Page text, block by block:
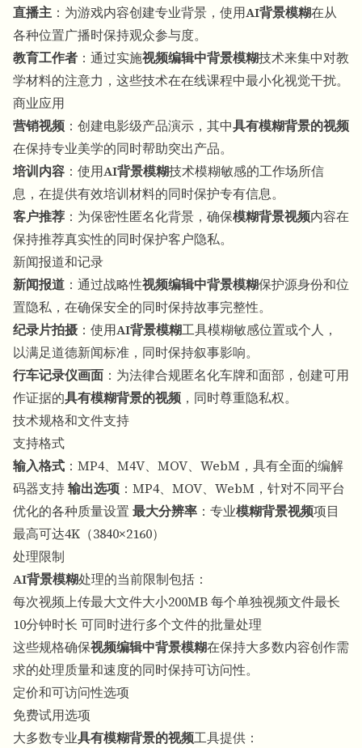
直播主 ：为游戏内容创建专业背景，使用AI背景模糊在从
各种位置广播时保持观众参与度。
教育工作者 ：通过实施视频编辑中背景模糊技术来集中对教
学材料的注意力，这些技术在在线课程中最小化视觉干扰。
商业应用
营销视频 ：创建电影级产品演示，其中具有模糊背景的视频
在保持专业美学的同时帮助突出产品。
培训内容 ：使用AI背景模糊技术模糊敏感的工作场所信
息，在提供有效培训材料的同时保护专有信息。
客户推荐 ：为保密性匿名化背景，确保模糊背景视频内容在
保持推荐真实性的同时保护客户隐私。
新闻报道和记录
新闻报道 ：通过战略性视频编辑中背景模糊保护源身份和位
置隐私，在确保安全的同时保持故事完整性。
纪录片拍摄 ：使用AI背景模糊工具模糊敏感位置或个人，
以满足道德新闻标准，同时保持叙事影响。
行车记录仪画面 ：为法律合规匿名化车牌和面部，创建可用
作证据的具有模糊背景的视频 ，同时尊重隐私权。
技术规格和文件支持
支持格式
输入格式 ：MP4、M4V、MOV、WebM，具有全面的编解
码器支持输出选项 ：MP4、MOV、WebM，针对不同平台
优化的各种质量设置 最大分辨率 ：专业模糊背景视频项目
最高可达4K（3840×2160）
处理限制
AI背景模糊处理的当前限制包括：
每次视频上传最大文件大小200MB 每个单独视频文件最长
10分钟时长 可同时进行多个文件的批量处理
这些规格确保视频编辑中背景模糊在保持大多数内容创作需
求的处理质量和速度的同时保持可访问性。
定价和可访问性选项
免费试用选项
大多数专业具有模糊背景的视频工具提供：